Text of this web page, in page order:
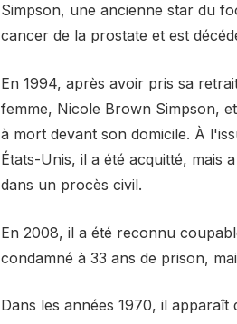
Simpson, une ancienne star du
cancer de la prostate et est
En 1994, après avoir pris sa
femme, Nicole Brown Simpson,
à mort devant son domicile. À
États-Unis, il a été acquitté, mais
dans un procès civil.
En 2008, il a été reconnu
condamné à 33 ans de prison,
Dans les années 1970, il